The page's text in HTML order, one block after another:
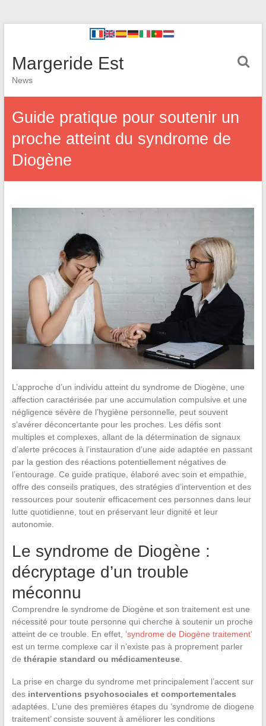
Margeride Est
News
Guide pratique pour soutenir un
proche atteint du syndrome de
Diogène
L’approche d’un individu atteint du syndrome de Diogène, une
affection caractérisée par une accumulation compulsive et une
négligence sévère de l’hygiène personnelle, peut souvent
s’avérer déconcertante pour les proches. Les défis sont
multiples et complexes, allant de la détermination de signaux
d’alerte précoces à l’instauration d’une aide adaptée en passant
par la gestion des réactions potentiellement négatives de
l’entourage. Ce guide pratique, élaboré avec soin et empathie,
offre des conseils pratiques, des stratégies d’intervention et des
ressources pour soutenir efficacement ces personnes dans leur
lutte quotidienne, tout en préservant leur dignité et leur
autonomie.
Le syndrome de Diogène :
décryptage d’un trouble
méconnu
Comprendre le syndrome de Diogène et son traitement est une
nécessité pour toute personne qui cherche à soutenir un proche
atteint de ce trouble. En effet, ‘syndrome de Diogène traitement‘
est un terme complexe car il n’existe pas à proprement parler
de thérapie standard ou médicamenteuse.
La prise en charge du syndrome met principalement l’accent sur
des interventions psychosociales et comportementales
adaptées. L’une des premières étapes du ‘syndrome de diogene
traitement’ consiste souvent à améliorer les conditions